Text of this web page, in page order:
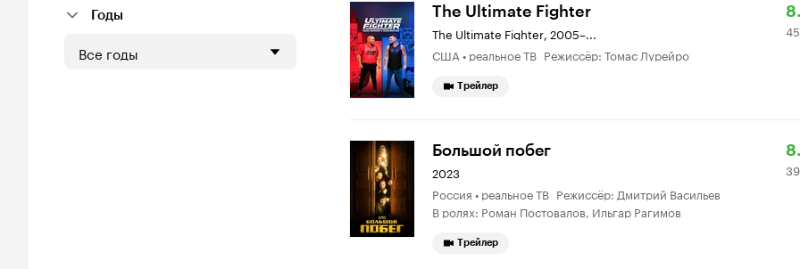
Годы
Все годы
The Ultimate Fighter
The Ultimate Fighter, 2005–...
США • реальное ТВ Режиссёр: Томас Лурейро
Трейлер
Большой побег
2023
Россия • реальное ТВ Режиссёр: Дмитрий Васильев
В ролях: Роман Постовалов, Ильгар Рагимов
Трейлер